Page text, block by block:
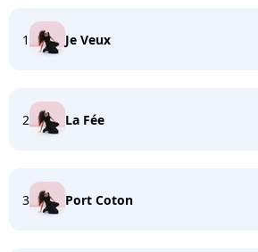
1 Je Veux
2 La Fée
3 Port Coton